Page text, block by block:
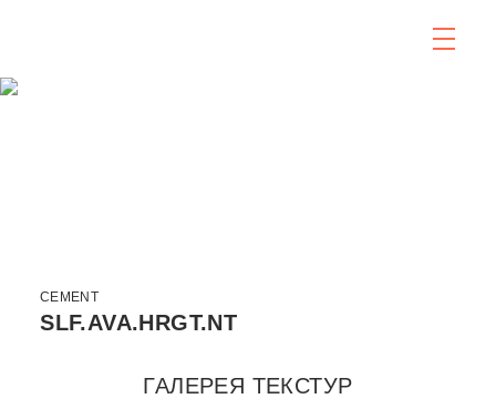
CEMENT
SLF.AVA.HRGT.NT
ГАЛЕРЕЯ ТЕКСТУР